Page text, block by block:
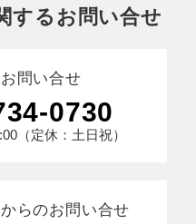
するお問い合せ
問い合せ
0730
（定休：土日祝）
らのお問い合せ